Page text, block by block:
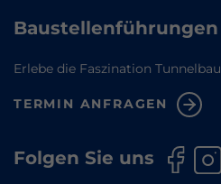
Baustellenführungen
Erlebe die Faszination Tunnelbau
TERMIN ANFRAGEN
Folgen Sie uns